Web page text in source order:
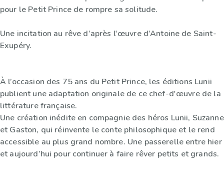
pour le Petit Prince de rompre sa solitude.
Une incitation au rêve d’après l'œuvre d’Antoine de Saint-
Exupéry.
À l’occasion des 75 ans du Petit Prince, les éditions Lunii
publient une adaptation originale de ce chef-d'œuvre de la
littérature française.
Une création inédite en compagnie des héros Lunii, Suzanne
et Gaston, qui réinvente le conte philosophique et le rend
accessible au plus grand nombre. Une passerelle entre hier
et aujourd’hui pour continuer à faire rêver petits et grands.